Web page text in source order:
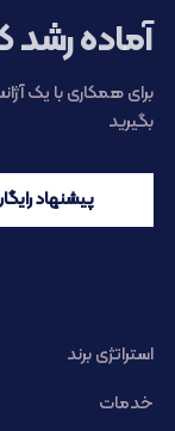
آماده
برای همکاری با یک
بگیرید
پیشنهاد
استراتژی برند
خدمات